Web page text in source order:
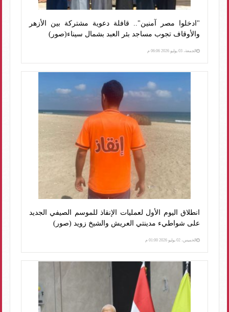
"ادخلوا مصر آمنين".. قافلة دعوية مشتركة بين الأزهر
والأوقاف تجوب مساجد بئر العبد بشمال سيناء(صور)
الجمعة، 03 يوليو 2026 06:06 م
انطلاق اليوم الأول لعمليات الإنقاذ للموسم الصيفي الجديد
على شواطيء مدينتي العريش والشيخ زويد (صور)
الخميس، 02 يوليو 2026 01:00 م